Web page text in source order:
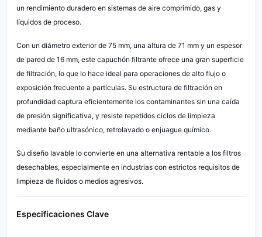
un rendimiento duradero en sistemas de aire comprimido, gas y
líquidos de proceso.
Con un diámetro exterior de 75 mm, una altura de 71 mm y un espesor
de pared de 16 mm, este capuchón filtrante ofrece una gran superficie
de filtración, lo que lo hace ideal para operaciones de alto flujo o
exposición frecuente a partículas. Su estructura de filtración en
profundidad captura eficientemente los contaminantes sin una caída
de presión significativa, y resiste repetidos ciclos de limpieza
mediante baño ultrasónico, retrolavado o enjuague químico.
Su diseño lavable lo convierte en una alternativa rentable a los filtros
desechables, especialmente en industrias con estrictos requisitos de
limpieza de fluidos o medios agresivos.
Especificaciones Clave